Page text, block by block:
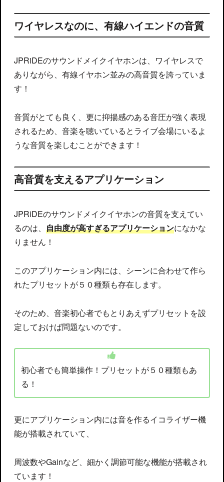
ワイヤレスなのに、有線ハイエンドの音質
JPRiDEのサウンドメイクイヤホンは、ワイヤレスで
ありながら、有線イヤホン並みの高音質を誇っていま
す！
音質がとても良く、更に抑揚感のある音圧が強く表現
されるため、音楽を聴いているとライブ会場にいるよ
うな音質を楽しむことができます！
高音質を支えるアプリケーション
JPRiDEのサウンドメイクイヤホンの音質を支えてい
るのは、 自由度が高すぎるアプリケーションになかな
りません！
このアプリケーション内には、シーンに合わせて作ら
れたプリセットが５０種類も存在します。
そのため、音楽初心者でもとりあえずプリセットを設
定しておけば問題ないのです。
初心者でも簡単操作！プリセットが５０種類もあ
る！
更にアプリケーション内には音を作るイコライザー機
能が搭載されていて、
周波数やGainなど、細かく調節可能な機能が搭載され
ています！